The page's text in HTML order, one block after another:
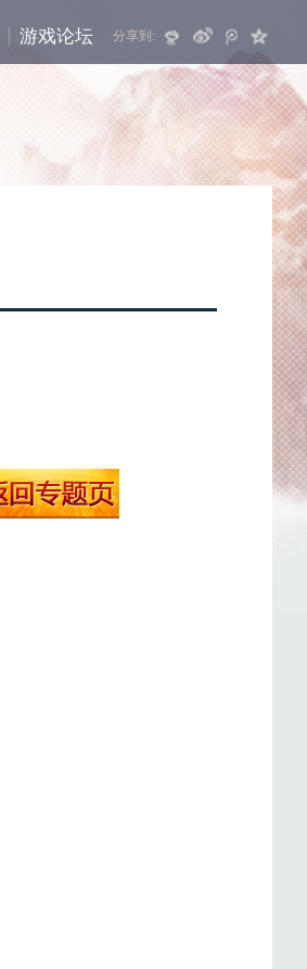
分享到:
游戏论坛